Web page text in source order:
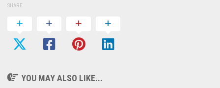
SHARE
YOU MAY ALSO LIKE...